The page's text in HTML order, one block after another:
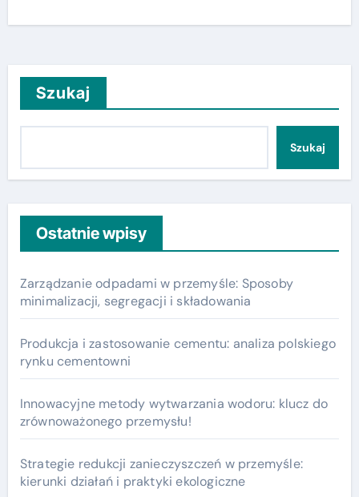
Szukaj
Szukaj
Ostatnie wpisy
Zarządzanie odpadami w przemyśle: Sposoby
minimalizacji, segregacji i składowania
Produkcja i zastosowanie cementu: analiza polskiego
rynku cementowni
Innowacyjne metody wytwarzania wodoru: klucz do
zrównoważonego przemysłu!
Strategie redukcji zanieczyszczeń w przemyśle:
kierunki działań i praktyki ekologiczne